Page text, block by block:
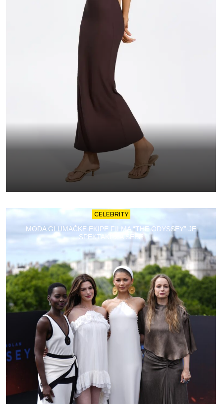
CELEBRITY
MODA GLUMAČKE EKIPE FILMA “THE ODYSSEY” JE
SPEKTAKL ZA SEBE